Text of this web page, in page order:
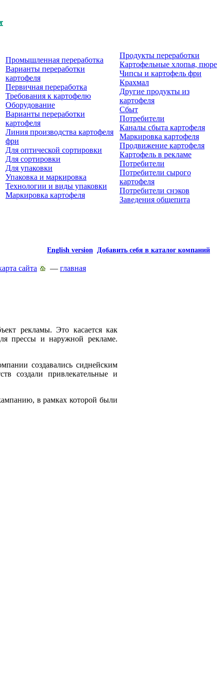
Промышленная переработка
Варианты переработки
картофеля
Первичная переработка
Требования к картофелю
Оборудование
Варианты переработки
картофеля
Линия производства картофеля
фри
Для оптической сортировки
Для сортировки
Для упаковки
Упаковка и маркировка
Технологии и виды упаковки
Маркировка картофеля
Продукты перерaботки
Картофельные хлопья, пюре
Чипсы и картофель фри
Крахмал
Другие продукты из
картофеля
Сбыт
Потребители
Каналы сбыта картофеля
Маркировка картофеля
Продвижение картофеля
Картофель в рекламе
Потребители
Потребители сырого
картофеля
Потребители снэков
Заведения общепита
English version Добавить себя в каталог компаний
сайта — главная
рекламы. Это касается как
прессы и наружной рекламе.
создавались сиднейским
создали привлекательные и
в рамках которой были